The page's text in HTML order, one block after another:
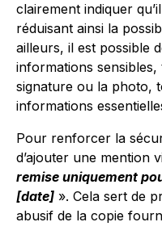
clairement indiquer
réduisant ainsi la
ailleurs, il est possible
informations sensibles,
signature ou la photo,
informations
Pour renforcer la
d’ajouter une mention
remise uniquement
[date] ». Cela sert de
abusif de la copie